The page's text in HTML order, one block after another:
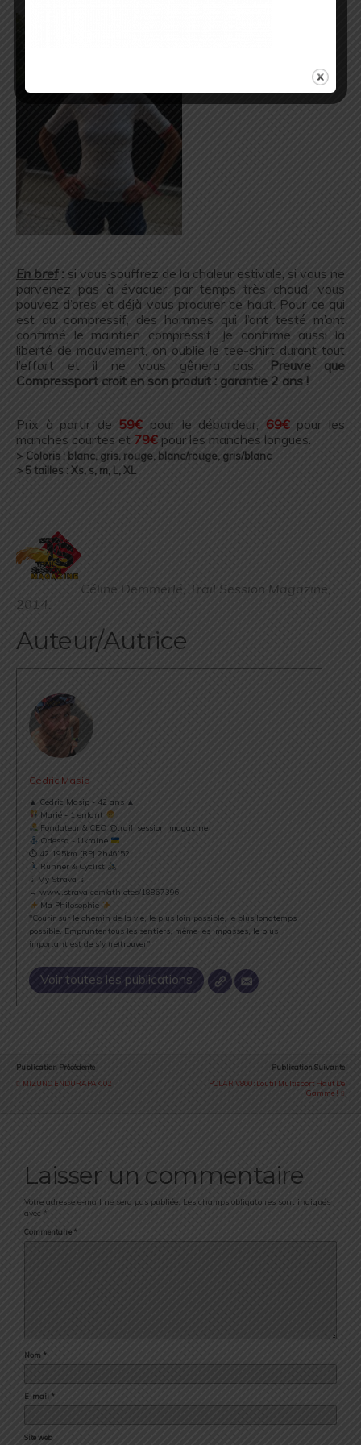
En bref: si vous souffrez de la chaleur estivale, si vous ne
parvenez pas à évacuer par temps très chaud, vous
pouvez d’ores et déjà vous procurer ce haut. Pour ce qui
est du compressif, des hommes qui l’ont testé m’ont
confirmé le maintien compressif. Je confirme aussi la
liberté de mouvement, on oublie le tee-shirt durant tout
l’effort et il ne vous gênera pas.
Preuve que
Compressport croit en son produit : garantie 2 ans !
Prix à partir de 59€ pour le débardeur, 69€pour les
manches courtes et 79€ pour les manches longues.
> Coloris : blanc, gris, rouge, blanc/rouge, gris/blanc
> 5 tailles : Xs, s, m, L, XL
Céline Demmerlé, Trail Session Magazine,
2014.
Auteur/Autrice
Cédric Masip
▲ Cédric Masip - 42 ans ▲
Marié - 1 enfant
Fondateur & CEO @trail_session_magazine
Odessa - Ukraine
⏱ 42.195km [RP] 2h46’52
Runner & Cyclist
⇣ My Strava ⇣
→ www.strava.com/athletes/18867396
Ma Philosophie
"Courir sur le chemin de la vie, le plus loin possible, le plus longtemps
possible. Emprunter tous les sentiers, même les impasses, le plus
important est de s’y (re)trouver".
Voir toutes les publications
Publication Précédente
MIZUNO ENDURAPAK 02
Publication Suivante
POLAR V800 : L’outil Multisport Haut De
Gamme !
Laisser un commentaire
Votre adresse e-mail ne sera pas publiée. Les champs obligatoires sont indiqués
avec *
Commentaire *
Nom *
E-mail *
Site web